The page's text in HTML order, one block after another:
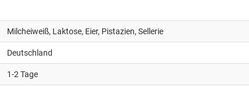
Milcheiweiß, Laktose, Eier, Pistazien, Sellerie
Deutschland
1-2 Tage